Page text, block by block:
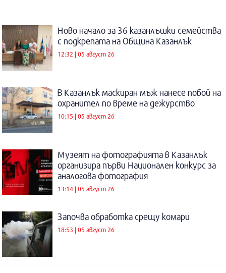
Ново начало за 36 казанлъшки семейства
с подкрепата на Община Казанлък
12:32 | 05 август 26
В Казанлък маскиран мъж нанесе побой на
охранител по време на дежурство
10:15 | 05 август 26
Музеят на фотографията в Казанлък
организира първи Национален конкурс за
аналогова фотография
13:14 | 05 август 26
Започва обработка срещу комари
18:53 | 05 август 26